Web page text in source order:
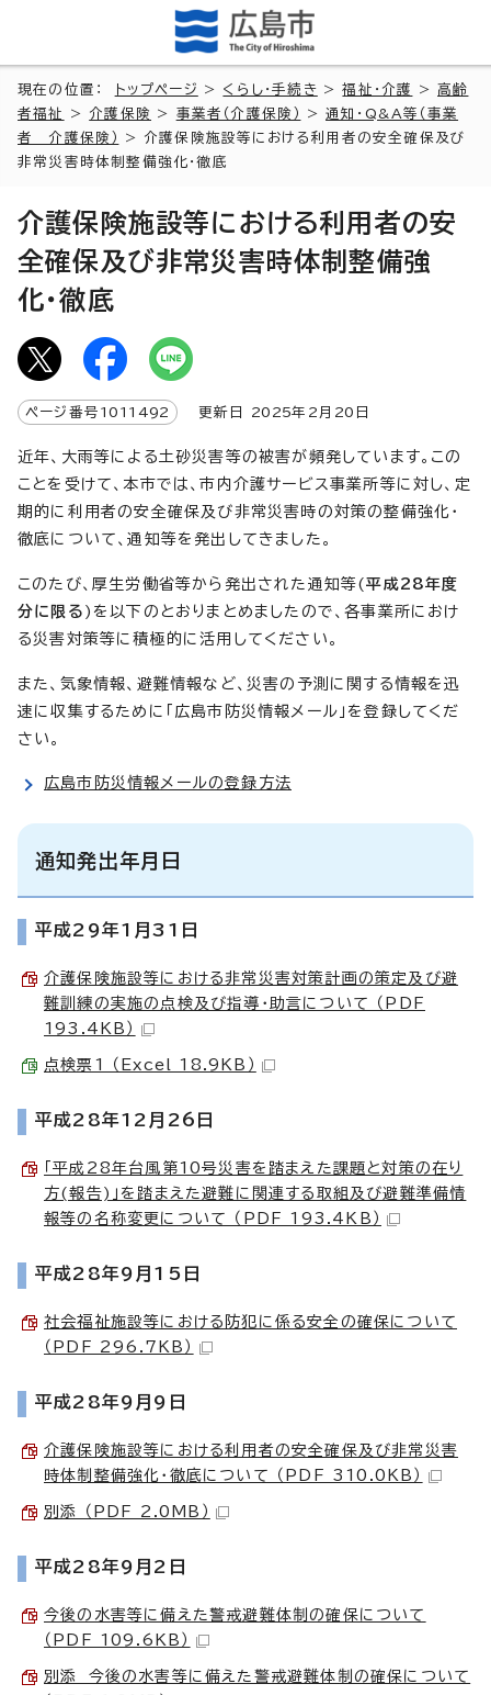
現在の位置： トップページ > くらし・手続き >福祉・介護 >高齢
者福祉
> 介護保険 > 事業者（介護保険） >通知・Q&A等（事業
者 介護保険）
> 介護保険施設等における利用者の安全確保及び
非常災害時体制整備強化・徹底
介護保険施設等における利用者の安
全確保及び非常災害時体制整備強
化・徹底
ページ番号 1011492 更新日 2025年2月 20 日
近年、大雨等による土砂災害等の被害が頻発しています。この
ことを受けて、本市では、市内介護サービス事業所等に対し、定
期的に利用者の安全確保及び非常災害時の対策の整備強化・
徹底について、通知等を発出してきました。
このたび、厚生労働省等から発出された通知等(平成28年度
分に限る )を以下のとおりまとめましたので、各事業所におけ
る災害対策等に積極的に活用してください。
また、気象情報、避難情報など、災害の予測に関する情報を迅
速に収集するために「広島市防災情報メール」を登録してくだ
さい。
広島市防災情報メールの登録方法
通知発出年月日
平成29年1月31日
介護保険施設等における非常災害対策計画の策定及び避
難訓練の実施の点検及び指導・助言について （PDF
193.4KB）
点検票1 （Excel 18.9KB）
平成28年12月26日
「平成28年台風第10号災害を踏まえた課題と対策の在り
方(報告)」を踏まえた避難に関連する取組及び避難準備情
報等の名称変更について （PDF 193.4KB）
平成28年9月15日
社会福祉施設等における防犯に係る安全の確保について
（PDF 296.7KB）
平成28年9月9日
介護保険施設等における利用者の安全確保及び非常災害
時体制整備強化・徹底について （PDF 310.0KB）
別添 （PDF 2.0MB）
平成28年9月2日
今後の水害等に備えた警戒避難体制の確保について
（PDF 109.6KB）
別添 今後の水害等に備えた警戒避難体制の確保について